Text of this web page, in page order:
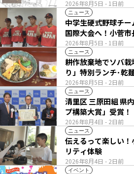
2026年8月5日 - 1日前
ニュース
2026年8月5日 - 1日前
中学生硬式野球チ
国際大会へ！小菅
ニュース
2026年8月5日 - 2日前
耕作放棄地でソバ
り」特別ランチ･乾
ニュース
2026年8月4日 - 2日前
清里区 三原田組 県内企業初「パートナーシッ
プ構築大賞」受賞！
ニュース
2026年8月4日 - 2日前
伝えるって楽しい
リティ体験
イベント